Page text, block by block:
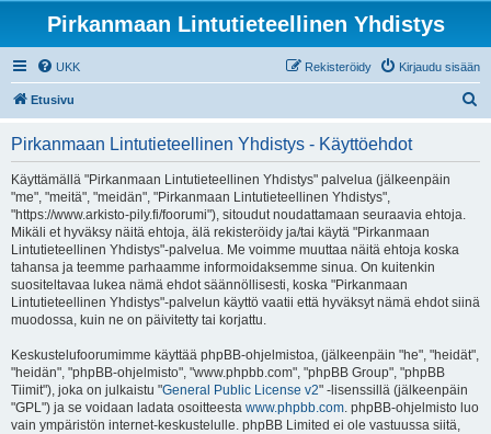
Pirkanmaan Lintutieteellinen Yhdistys
UKK Kirjaudu sisään
Rekisteröidy
Etusivu
Pirkanmaan Lintutieteellinen Yhdistys - Käyttöehdot
Käyttämällä "Pirkanmaan Lintutieteellinen Yhdistys" palvelua (jälkeenpäin
"me", "meitä", "meidän", "Pirkanmaan Lintutieteellinen Yhdistys",
"https://www.arkisto-pily.fi/foorumi"), sitoudut noudattamaan seuraavia ehtoja.
Mikäli et hyväksy näitä ehtoja, älä rekisteröidy ja/tai käytä "Pirkanmaan
Lintutieteellinen Yhdistys"-palvelua. Me voimme muuttaa näitä ehtoja koska
tahansa ja teemme parhaamme informoidaksemme sinua. On kuitenkin
suositeltavaa lukea nämä ehdot säännöllisesti, koska "Pirkanmaan
Lintutieteellinen Yhdistys"-palvelun käyttö vaatii että hyväksyt nämä ehdot siinä
muodossa, kuin ne on päivitetty tai korjattu.
Keskustelufoorumimme käyttää phpBB-ohjelmistoa, (jälkeenpäin "he", "heidät",
"heidän", "phpBB-ohjelmisto", "www.phpbb.com", "phpBB Group", "phpBB
Tiimit"), joka on julkaistu "General Public License v2" -lisenssillä (jälkeenpäin
"GPL") ja se voidaan ladata osoitteesta www.phpbb.com. phpBB-ohjelmisto luo
vain ympäristön internet-keskustelulle. phpBB Limited ei ole vastuussa siitä,